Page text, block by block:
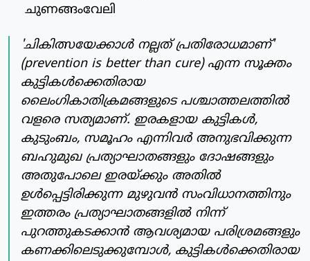
ചുണങ്ങംവേലി
'ചികിത്സയേക്കാള്‍ നല്ലത് പ്രതിരോധമാണ്'
(prevention is better than cure) എന്ന സൂക്തം
കുട്ടികള്‍ക്കെതിരായ
ലൈംഗികാതിക്രമങ്ങളുടെ പശ്ചാത്തലത്തില്‍
വളരെ സത്യമാണ്. ഇരകളായ കുട്ടികള്‍,
കുടുംബം, സമൂഹം എന്നിവര്‍ അനുഭവിക്കുന്ന
ബഹുമുഖ പ്രത്യാഘാതങ്ങളും ദോഷങ്ങളും
അതുപോലെ ഇരയ്ക്കും അതില്‍
ഉള്‍പ്പെട്ടിരിക്കുന്ന മുഴുവന്‍ സംവിധാനത്തിനും
ഇത്തരം പ്രത്യാഘാതങ്ങളില്‍ നിന്ന്
പുറത്തുകടക്കാന്‍ ആവശ്യമായ പരിശ്രമങ്ങളും
കണക്കിലെടുക്കുമ്പോള്‍, കുട്ടികള്‍ക്കെതിരായ